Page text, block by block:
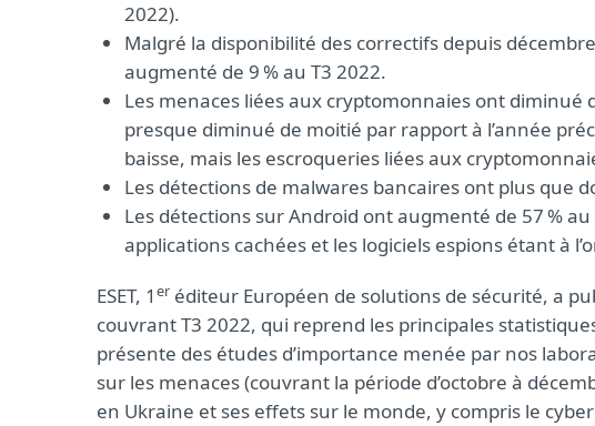
2022).
Malgré la disponibilité des correctifs depuis
augmenté de 9 % au T3 2022.
Les menaces liées aux cryptomonnaies ont diminué
presque diminué de moitié par rapport à l’année
baisse, mais les escroqueries liées aux
Les détections de malwares bancaires ont plus que
Les détections sur Android ont augmenté de 57 %
applications cachées et les logiciels espions étant à
ESET, 1 er éditeur Européen de solutions de sécurité, a
couvrant T3 2022, qui reprend les principales
présente des études d’importance menée par nos
sur les menaces (couvrant la période d’octobre à
en Ukraine et ses effets sur le monde, y compris le